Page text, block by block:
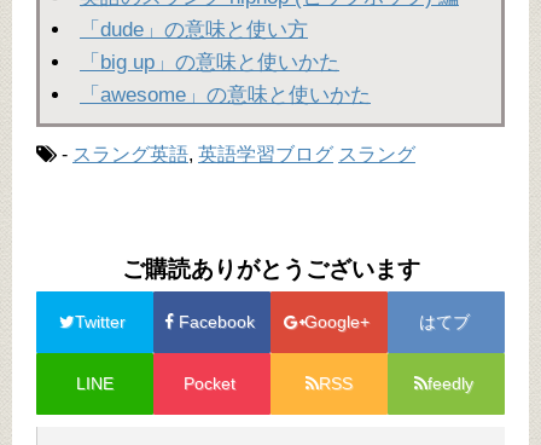
「dude」の意味と使い方
「big up」の意味と使いかた
「awesome」の意味と使いかた
- スラング英語, 英語学習ブログ スラング
ご購読ありがとうございます
Twitter Facebook Google+ はてブ
LINE Pocket RSS feedly